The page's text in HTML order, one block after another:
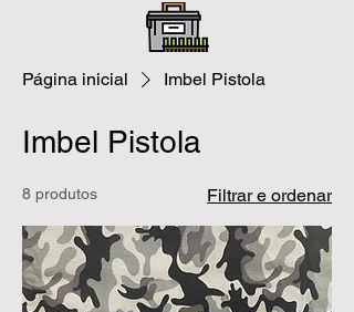
Página inicial Imbel Pistola
Imbel Pistola
8 produtos Filtrar e ordenar